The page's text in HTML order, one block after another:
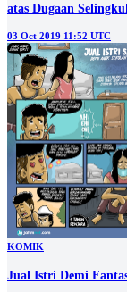
atas Dugaan
03 Oct 2019 11:52 UTC
KOMIK
Jual Istri Demi